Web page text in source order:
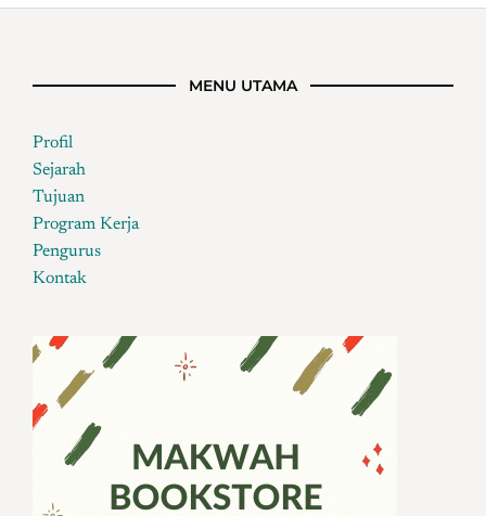
MENU UTAMA
Profil
Sejarah
Tujuan
Program Kerja
Pengurus
Kontak